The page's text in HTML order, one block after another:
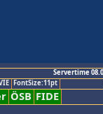
Servertime
FontSize:11pt
ÖSB FIDE